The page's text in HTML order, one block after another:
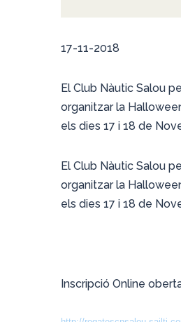
17-11-2018
El Club Nàutic Salou
organitzar la
els dies 17 i 18 de
El Club Nàutic Salou
organitzar la
els dies 17 i 18 de
Inscripció Online